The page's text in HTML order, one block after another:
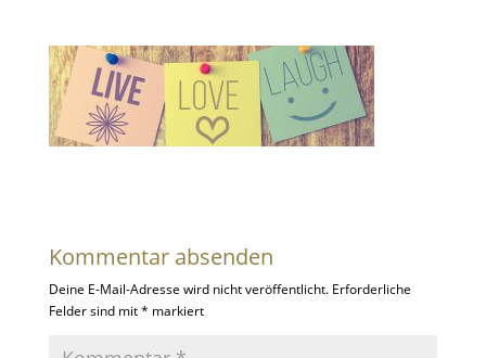
Kommentar absenden
Deine E-Mail-Adresse wird nicht veröffentlicht. Erforderliche
Felder sind mit* markiert